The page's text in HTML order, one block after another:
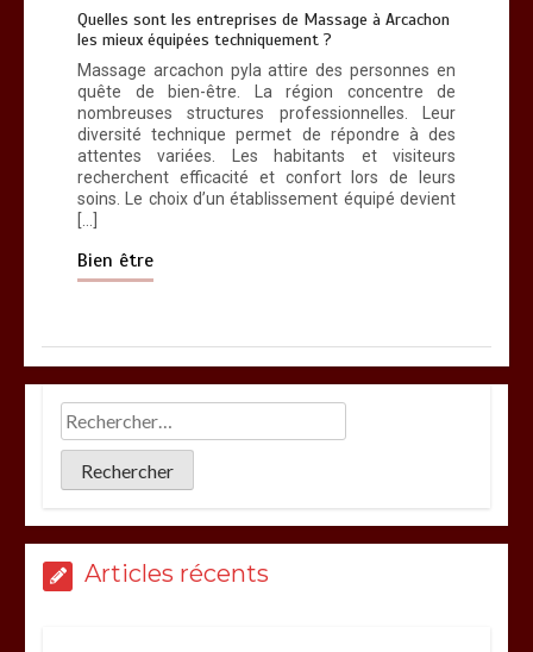
Quelles sont les entreprises de Massage à Arcachon
les mieux équipées techniquement ?
Massage arcachon pyla attire des personnes en
quête de bien-être. La région concentre de
nombreuses structures professionnelles. Leur
diversité technique permet de répondre à des
attentes variées. Les habitants et visiteurs
recherchent efficacité et confort lors de leurs
soins. Le choix d’un établissement équipé devient
Bien être
Articles récents